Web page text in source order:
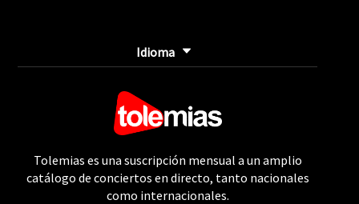
Idioma
Tolemias es una suscripción mensual a un amplio
catálogo de conciertos en directo, tanto nacionales
como internacionales.